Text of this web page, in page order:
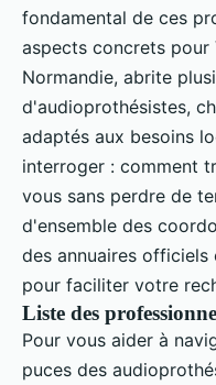
fondamental de ces
aspects concrets pour
Normandie, abrite
d'audioprothésistes,
adaptés aux besoins
interroger : comment
vous sans perdre de
d'ensemble des
des annuaires
pour faciliter votre
Liste des
Pour vous aider à
puces des